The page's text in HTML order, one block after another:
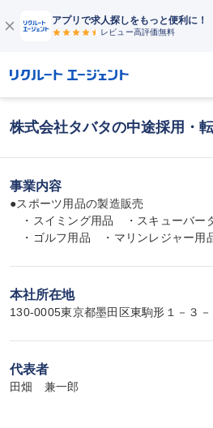
アプリで求人探しをもっと便利に！
レビュー高評価無料
株式会社タバタの中途採用・
事業内容
●スポーツ用品の製造販売
・スイミング用品　・スキューバー
・ゴルフ用品　・マリンレジャー用
本社所在地
130-0005東京都墨田区東駒形１－３－
代表者
田畑　兼一郎